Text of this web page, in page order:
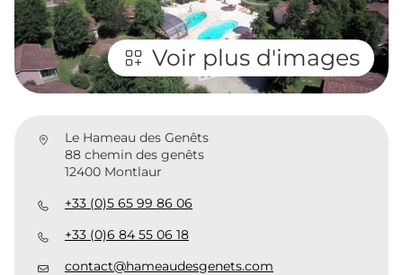
Voir plus d'images
Le Hameau des Genêts
88 chemin des genêts
12400 Montlaur
+33 (0)5 65 99 86 06
+33 (0)6 84 55 06 18
contact@hameaudesgenets.com